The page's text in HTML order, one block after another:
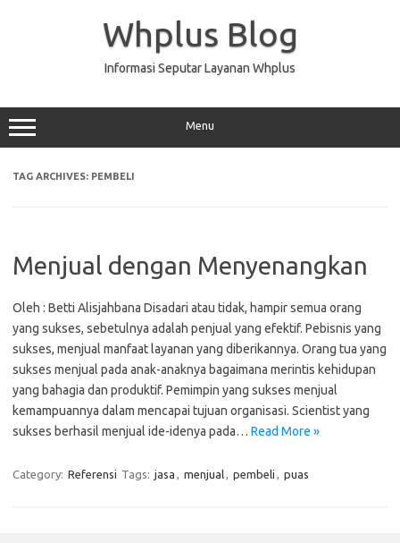
Whplus Blog
Informasi Seputar Layanan Whplus
Menu
TAG ARCHIVES: PEMBELI
Menjual dengan Menyenangkan
Oleh : Betti Alisjahbana Disadari atau tidak, hampir semua orang
yang sukses, sebetulnya adalah penjual yang efektif. Pebisnis yang
sukses, menjual manfaat layanan yang diberikannya. Orang tua yang
sukses menjual pada anak-anaknya bagaimana merintis kehidupan
yang bahagia dan produktif. Pemimpin yang sukses menjual
kemampuannya dalam mencapai tujuan organisasi. Scientist yang
sukses berhasil menjual ide-idenya pada… Read More »
Category: Referensi Tags: jasa , menjual, pembeli , puas